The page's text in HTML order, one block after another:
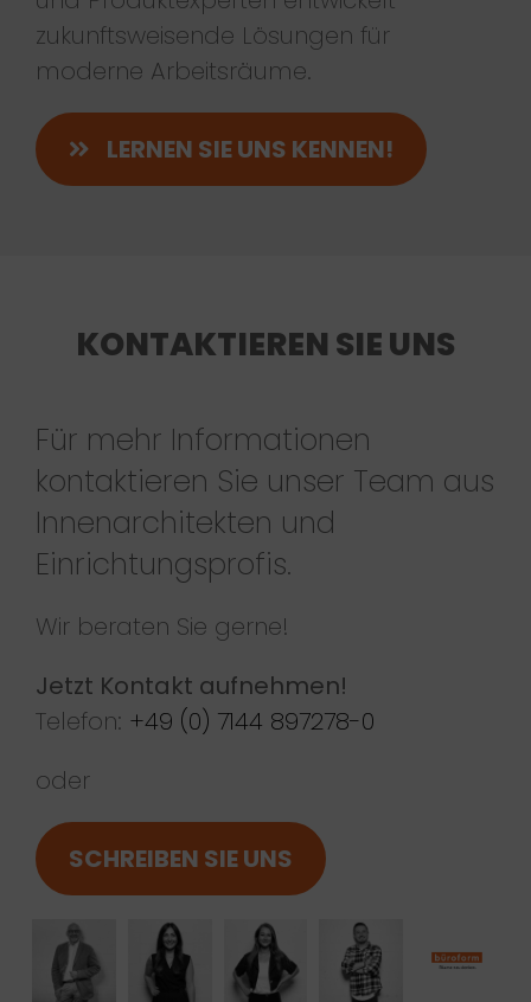
zukunftsweisende Lösungen für
moderne Arbeitsräume.
LERNEN SIE UNS KENNEN!
KONTAKTIEREN SIE UNS
Für mehr Informationen
kontaktieren Sie unser Team aus
Innenarchitekten und
Einrichtungsprofis.
Wir beraten Sie gerne!
Jetzt Kontakt aufnehmen!
Telefon: +49 (0) 7144 897278-0
oder
SCHREIBEN SIE UNS